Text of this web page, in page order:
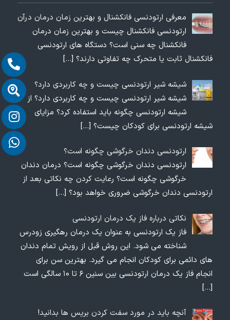
معرفی ارتودنسی فانکشنال و بهترین زمان درمان درآن
ارتودنسی فانکشنال چیست و بهترین زمان درمان
فانکشنال چه سنی است؟ دستگاه های ارتودنسی
فانکشنال ثابت یا متحرک چه تفاوتی دارند؟[…]
شیشه شیر ارتودنسی چیست و چه کاربردی دارد؟
شیشه شیر ارتودنسی چیست و چه کاربردی دارد؟ از
شیشه ارتودنسی چگونه باید استفاده کرد؟ مزایای
شیشه ارتودنسی برای کودکان چیست؟[…]
ارتودنسی دندان خرگوشی چگونه است؟
ارتودنسی دندان خرگوشی چگونه است؟ درمان دندان
خرگوشی چگونه است؟ رعایت کردن چه نکاتی بعد از
ارتودنسی دندان خرگوشی ضروری خواهد بود؟[…]
نکاتی درباره فاز یک درمان ارتودنسی
فاز یک ارتودنسی به عنوان یک درمان رهگیری زودرس
شناخته می شود. این روش قبل از رویش تمام دندان
های دائمی برای کودکان انجام می گیرد. بهترین سن برای
انجام فاز یک درمان ارتودنسی بین سنین ۶ تا ۱۰ سالگی است
[…]
آنچه باید در مورد سفت کردن بریس ها بدانید!